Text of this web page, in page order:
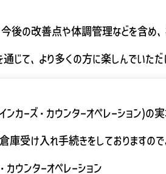
今後の改善点や体調管理などを含め
じて、より多くの方に楽しんでいただ
ンカーズ・カウンターオペレーション
庫受け入れ手続きをしておりますの
カウンターオペレーション